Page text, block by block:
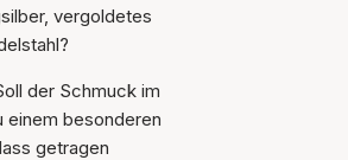
vergoldetes
der Schmuck im
einem besonderen
getragen